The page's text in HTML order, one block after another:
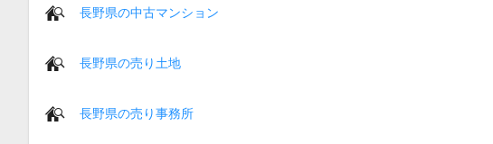
長野県の中古マンション
長野県の売り土地
長野県の売り事務所